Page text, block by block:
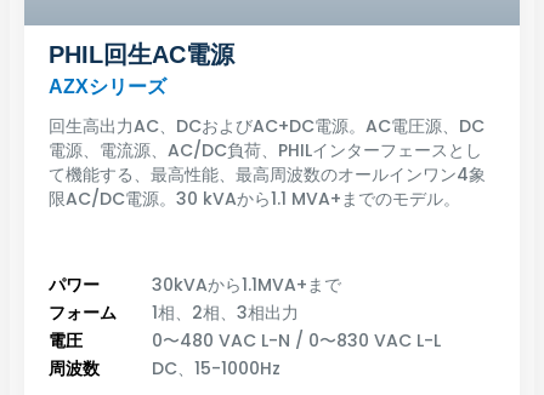
PHIL回生AC電源
AZXシリーズ
回生高出力AC、DCおよびAC+DC電源。AC電圧源、DC
電源、電流源、AC/DC負荷、PHILインターフェースとし
て機能する、最高性能、最高周波数のオールインワン4象
限AC/DC電源。30 kVAから1.1 MVA+までのモデル。
パワー
30kVAから1.1MVA+まで
フォーム
1相、2相、3相出力
電圧
0〜480 VAC L-N / 0〜830 VAC L-L
周波数
DC、15-1000Hz